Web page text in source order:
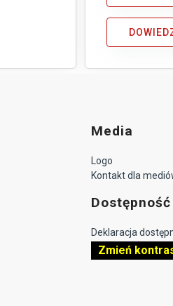
Media
Logo
Kontakt dla
Dostępność
Deklaracja
Zmień